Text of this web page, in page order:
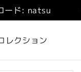
ード: natsu
レクション